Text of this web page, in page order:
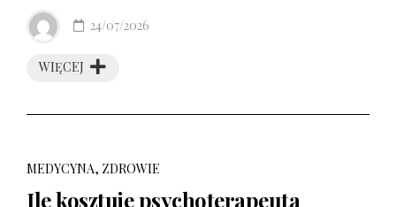
WIĘCEJ
24/07/2026
MEDYCYNA, ZDROWIE
Ile kosztuje psychoterapeuta